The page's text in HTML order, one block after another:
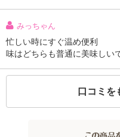
いたします。
【鉄板直火ハンバーグ】
みっちゃん
忙しい時にすぐ温め便利
味はどちらも普通に美味しい
口コミを